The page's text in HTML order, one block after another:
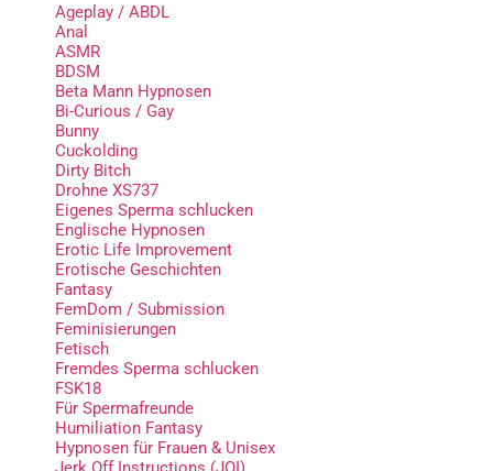
Ageplay / ABDL
Anal
ASMR
BDSM
Beta Mann Hypnosen
Bi-Curious / Gay
Bunny
Cuckolding
Dirty Bitch
Drohne XS737
Eigenes Sperma schlucken
Englische Hypnosen
Erotic Life Improvement
Erotische Geschichten
Fantasy
FemDom / Submission
Feminisierungen
Fetisch
Fremdes Sperma schlucken
FSK18
Für Spermafreunde
Humiliation Fantasy
Hypnosen für Frauen & Unisex